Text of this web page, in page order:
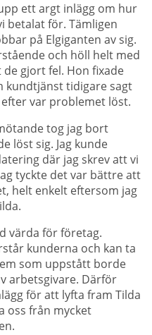
ett argt inlägg om hur
betalat för. Tämligen
på Elgiganten av sig.
och höll helt med
gjort fel. Hon fixade
kundtjänst tidigare sagt
var problemet löst.
tog jag bort
löst sig. Jag kunde
där jag skrev att vi
tyckte det var bättre att
helt enkelt eftersom jag
värda för företag.
kunderna och kan ta
som uppstått borde
arbetsgivare. Därför
för att lyfta fram Tilda
oss från mycket